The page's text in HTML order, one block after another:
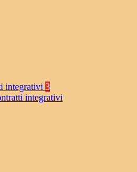
integrativi 3
integrativi